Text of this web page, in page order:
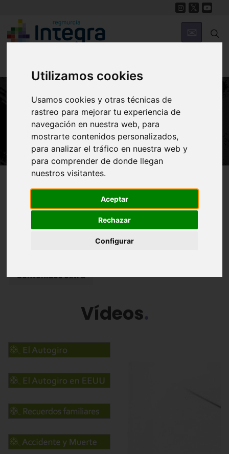
Utilizamos cookies
Usamos cookies y otras técnicas de
rastreo para mejorar tu experiencia de
navegación en nuestra web, para
mostrarte contenidos personalizados,
para analizar el tráfico en nuestra web y
para comprender de donde llegan
nuestros visitantes.
Aceptar
Rechazar
Configurar
HISTORIA
Juan de la Cierva Codorníu
Región de Murcia Digital Historia
Biografía
Contenidos extra
Vídeos